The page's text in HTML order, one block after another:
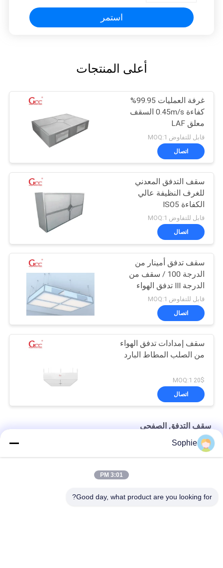
استمر
أعلى المنتجات
غرفة العمليات 99.95%
كفاءة 0.45m/s السقف
معلق LAF
قابل للتفاوض MOQ:1
اتصال
سقف التدفق المعدني
للغرف النظيفة عالي
الكفاءة ISO5
قابل للتفاوض MOQ:1
اتصال
سقف تدفق أمينار من
الدرجة 100 / سقف من
الدرجة III تدفق الهواء
المعدني المعلق
قابل للتفاوض MOQ:1
اتصال
سقف إمدادات تدفق الهواء
من الصلب المطاط البارد
20$ MOQ:1
اتصال
سقف التدفق الصفحي
الدرجة الثانية ISO5 سقف تدفق لامينار لغرفة العمليات في المستشفى
Sophie
3:01 PM
Good day, what product are you looking for?